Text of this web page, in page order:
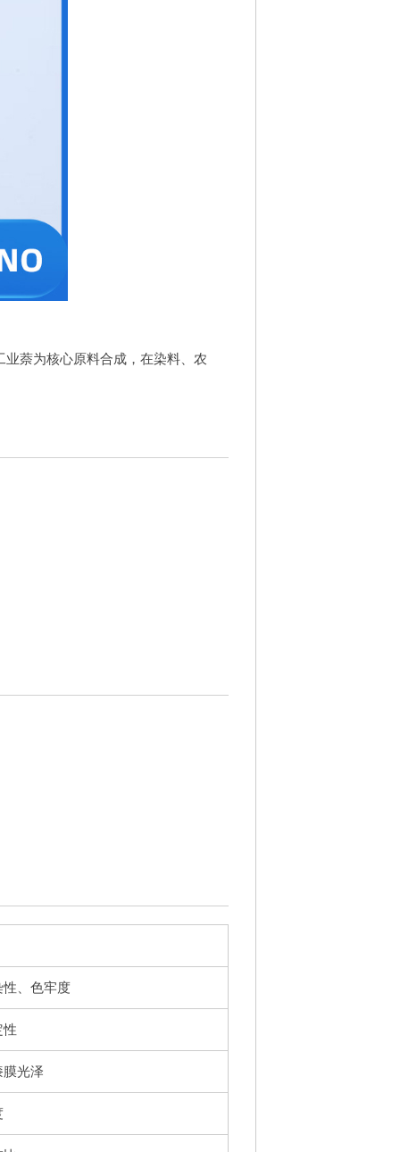
萘为核心原料合成，在染料、农
、色牢度
性
光泽